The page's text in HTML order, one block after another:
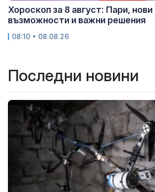
Хороскоп за 8 август: Пари, нови
възможности и важни решения
08:10 • 08.08.26
Последни новини